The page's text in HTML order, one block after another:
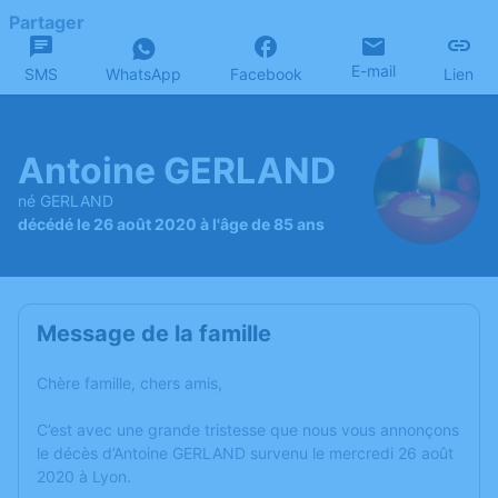
Partager
SMS WhatsApp Facebook E-mail Lien
Antoine GERLAND
né GERLAND
décédé le 26 août 2020 à l'âge de 85 ans
Message de la famille
Chère famille, chers amis,
C’est avec une grande tristesse que nous vous annonçons
le décès d’Antoine GERLAND survenu le mercredi 26 août
2020 à Lyon.